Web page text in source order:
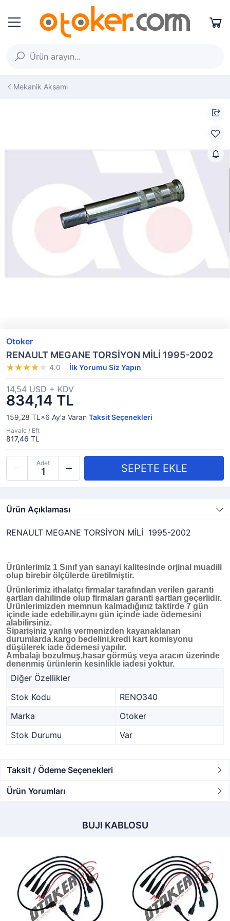
Mekanik Aksamı
Otoker
RENAULT MEGANE TORSİYON MİLİ 1995-2002
4.0 İlk Yorumu Siz Yapın
834,14 TL
14,54 USD + KDV
159,28 TL×6 Ay'a Varan Taksit Seçenekleri
Havale / Eft
817,46 TL
Adet
Ürün Açıklaması
RENAULT MEGANE TORSİYON MİLİ 1995-2002
Ürünlerimiz 1 Sınıf yan sanayi kalitesinde orjinal muadili
olup birebir ölçülerde üretilmiştir.
Ürünlerimiz ithalatçı firmalar tarafından verilen garanti
şartları dahilinde olup firmaları garanti şartları geçerlidir.
Ürünlerimizden memnun kalmadığınız taktirde 7 gün
içinde iade edebilir.aynı gün içinde iade ödemesini
alabilirsiniz.
Siparişiniz yanlış vermenizden kayanaklanan
durumlarda.kargo bedelini,kredi kart komisyonu
düşülerek iade ödemesi yapılır.
Ambalajı bozulmuş,hasar görmüş veya aracın üzerinde
denenmiş ürünlerin kesinlikle iadesi yoktur.
Diğer Özellikler
Stok Kodu
RENO340
Marka
Otoker
Stok Durumu
Var
Taksit / Ödeme Seçenekleri
Ürün Yorumları
BUJI KABLOSU